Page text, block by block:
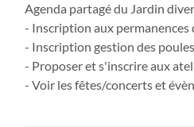
Agenda partagé du Jardin
- Inscription aux permanences
- Inscription gestion des poules
- Proposer et s'inscrire aux
- Voir les fêtes/concerts et